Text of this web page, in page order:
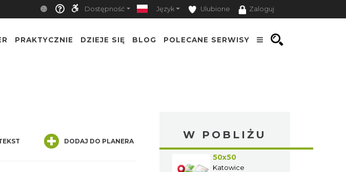
Dostępność Język Ulubione Zaloguj
PRAKTYCZNIE DZIEJE SIĘ BLOG POLECANE SERWISY
DODAJ DO PLANERA
W POBLIŻU
50x50
Katowice